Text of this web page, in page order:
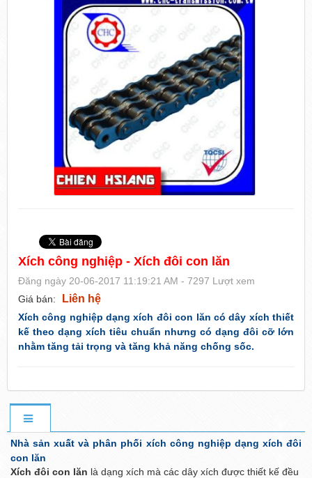
Xích công nghiệp - Xích đôi con lăn
Đăng ngày 20-06-2017 11:19:21 AM - 7297 Lượt xem
Giá bán:
Liên hệ
Xích công nghiệp dạngxích đôi con lăn có dây xích thiết
kế theo dạng xích tiêu chuẩn nhưng có dạng đôi cỡ lớn
nhằm tăng tải trọng và tăng khả năng chống sốc.
Nhà sản xuất và phân phối xích công nghiệp dạng xích đôi
con lăn
Xích đôi con lăn là dạng xích mà các dây xích được thiết kế đều